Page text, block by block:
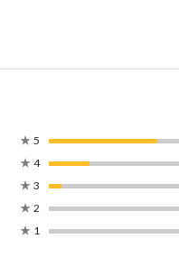
★ 5
★ 4
★ 3
★ 2
★ 1